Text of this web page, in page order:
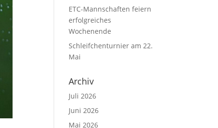
ETC-Mannschaften feiern
erfolgreiches
Wochenende
Schleifchenturnier am 22.
Mai
Archiv
Juli 2026
Juni 2026
Mai 2026